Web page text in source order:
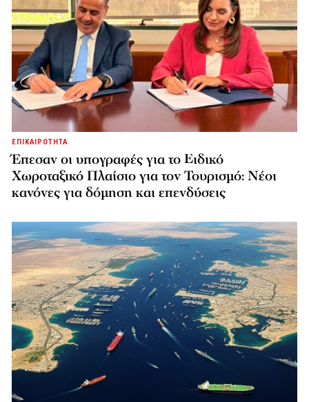
ΕΠΙΚΑΙΡΟΤΗΤΑ
Έπεσαν οι υπογραφές για το Ειδικό
Χωροταξικό Πλαίσιο για τον Τουρισμό: Νέοι
κανόνες για δόμηση και επενδύσεις